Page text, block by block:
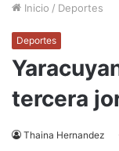
Inicio / Deportes
Deportes
tercera
Thaina Hernandez